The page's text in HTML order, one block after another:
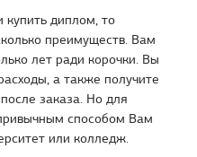
диплом, то
преимуществ. Вам
лет ради корочки. Вы
а также получите
заказа. Но для
способом Вам
или колледж.